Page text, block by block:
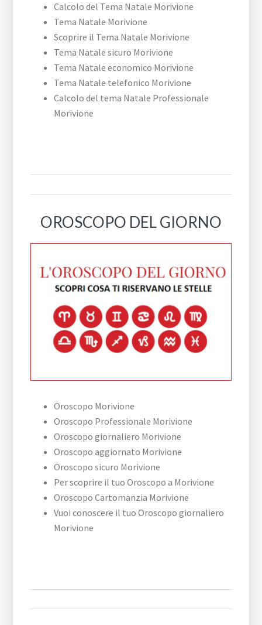
Calcolo del Tema Natale Morivione
Tema Natale Morivione
Scoprire il Tema Natale Morivione
Tema Natale sicuro Morivione
Tema Natale economico Morivione
Tema Natale telefonico Morivione
Calcolo del tema Natale Professionale
Morivione
OROSCOPO DEL GIORNO
Oroscopo Morivione
Oroscopo Professionale Morivione
Oroscopo giornaliero Morivione
Oroscopo aggiornato Morivione
Oroscopo sicuro Morivione
Per scoprire il tuo Oroscopo a Morivione
Oroscopo Cartomanzia Morivione
Vuoi conoscere il tuo Oroscopo giornaliero
Morivione